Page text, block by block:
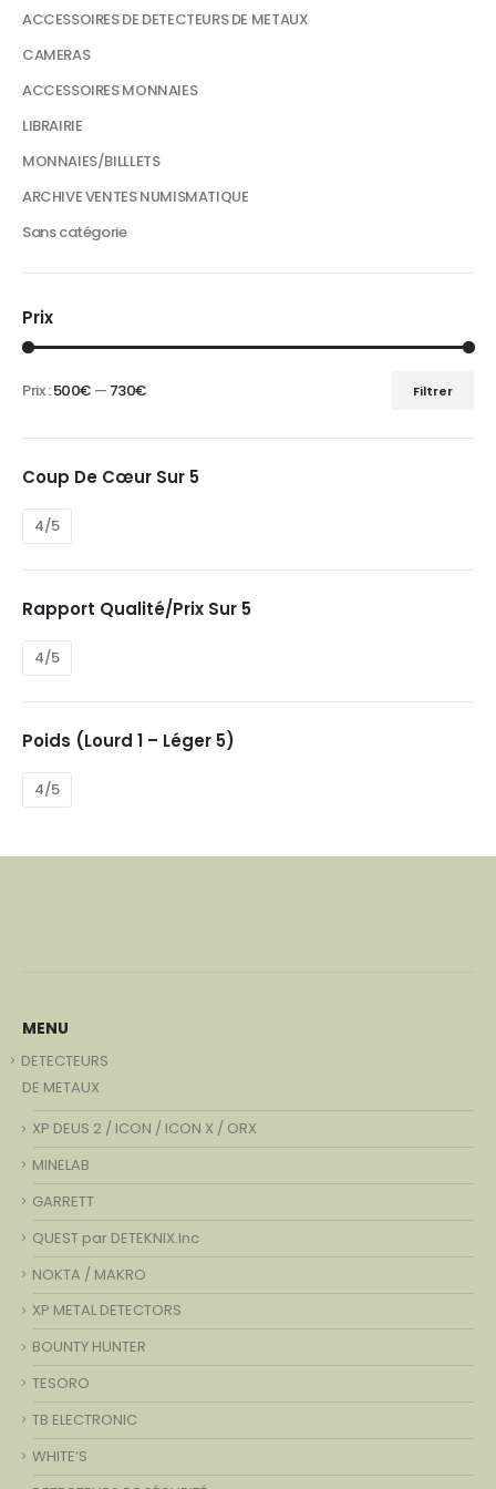
ACCESSOIRES DE DETECTEURS DE METAUX
CAMERAS
ACCESSOIRES MONNAIES
LIBRAIRIE
MONNAIES/BILLLETS
ARCHIVE VENTES NUMISMATIQUE
Sans catégorie
Prix
Prix
Prix
Filtrer
Prix :500€ — 730€
Coup De Cœur Sur 5
4/5
Rapport Qualité/prix Sur 5
4/5
Poids (Lourd 1 – Léger 5)
4/5
MENU
DETECTEURS
DE METAUX
XP DEUS 2 / ICON / ICON X / ORX
MINELAB
GARRETT
QUEST par DETEKNIX.Inc
NOKTA / MAKRO
XP METAL DETECTORS
BOUNTY HUNTER
TESORO
TB ELECTRONIC
WHITE’S